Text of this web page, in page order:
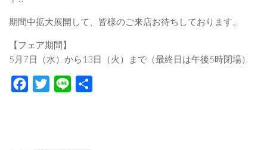
期間中拡大展開して、皆様のご来店お待ちしております。
【フェア期間】
5月7日（水）から13日（火）まで（最終日は午後5時閉場）
Facebook
TwitterLine